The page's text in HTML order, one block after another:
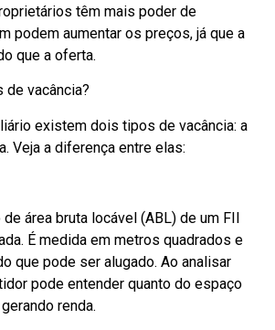
têm mais poder de
podem aumentar os preços, já que a
que a oferta.
vacância?
existem dois tipos de vacância: a
Veja a diferença entre elas:
área bruta locável (ABL) de um FII
É medida em metros quadrados e
que pode ser alugado. Ao analisar
pode entender quanto do espaço
renda.